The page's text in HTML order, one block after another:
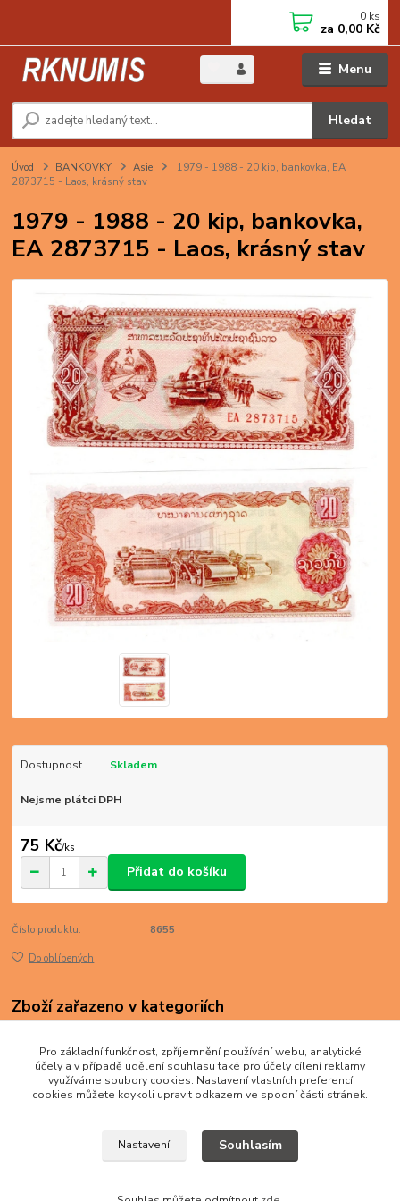
Menu
Hledat
0 ks
za 0,00 Kč
Úvod BANKOVKY Asie
1979 - 1988 - 20 kip, bankovka, EA
2873715 - Laos, krásný stav
1979 - 1988 - 20 kip, bankovka,
EA 2873715 - Laos, krásný stav
Dostupnost Skladem
Nejsme plátci DPH
75 Kč/ks
Přidat do košíku
Číslo produktu: 8655
Do oblíbených
Zboží zařazeno v kategoriích
Asie
Pro základní funkčnost, zpříjemnění používání webu, analytické
účely a v případě udělení souhlasu také pro účely cílení reklamy
využíváme soubory cookies. Nastavení vlastních preferencí
cookies můžete kdykoli upravit odkazem ve spodní části stránek.
Nastavení Souhlasím